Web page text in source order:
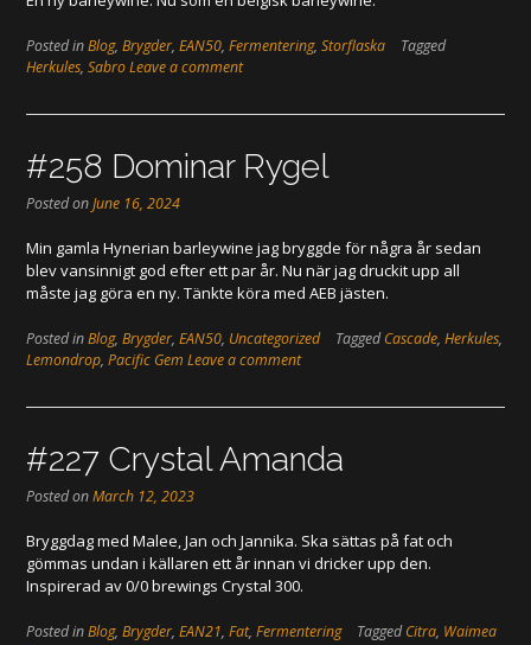
Posted inBlog, Brygder, EAN50, Fermentering, Storflaska
Tagged
Herkules, SabroLeave a comment
#258 Dominar Rygel
Posted onJune 16, 2024
Min gamla Hynerian barleywine jag bryggde för några år sedan
blev vansinnigt god efter ett par år. Nu när jag druckit upp all
måste jag göra en ny. Tänkte köra med AEB jästen.
Posted inBlog, Brygder, EAN50, Uncategorized TaggedCascade, Herkules,
Lemondrop, Pacific Gem Leave a comment
#227 Crystal Amanda
Posted onMarch 12, 2023
Bryggdag med Malee, Jan och Jannika. Ska sättas på fat och
gömmas undan i källaren ett år innan vi dricker upp den.
Inspirerad av 0/0 brewings Crystal 300.
Posted inBlog, Brygder, EAN21, Fat, Fermentering TaggedCitra, Waimea